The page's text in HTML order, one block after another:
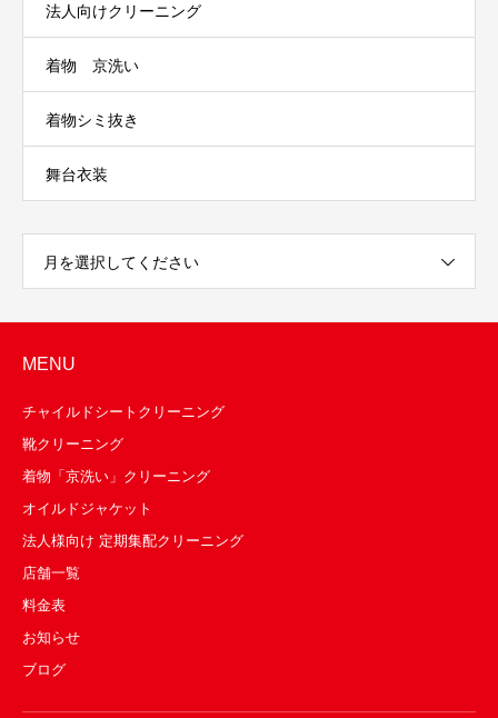
法人向けクリーニング
着物 京洗い
着物シミ抜き
舞台衣装
月を選択してください
MENU
チャイルドシートクリーニング
靴クリーニング
着物「京洗い」クリーニング
オイルドジャケット
法人様向け 定期集配クリーニング
店舗一覧
料金表
お知らせ
ブログ